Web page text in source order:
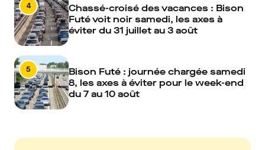
4
Chassé-croisé des vacances : Bison
Futé voit noir samedi, les axes à
éviter du 31 juillet au 3 août
5
Bison Futé : journée chargée samedi
8, les axes à éviter pour le week-end
du 7 au 10 août